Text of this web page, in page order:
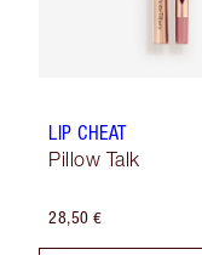
LIP CHEAT
Pillow Talk
28,50 €